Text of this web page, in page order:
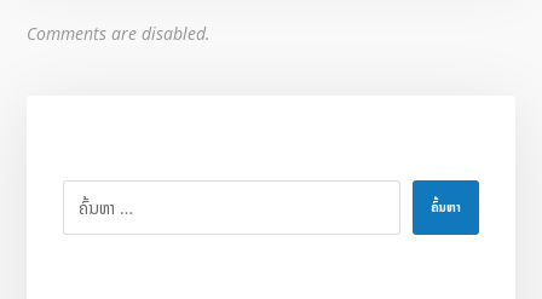
Comments are disabled.
ຄົ້ນຫາ